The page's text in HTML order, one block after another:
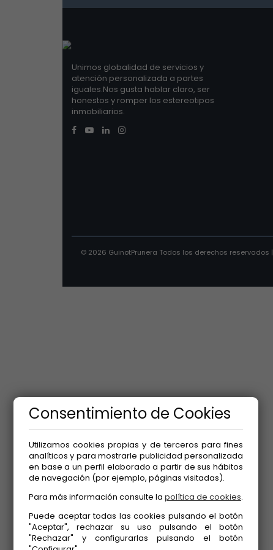
Unimos globalidad de servicios y
atención personalizada a partes
iguales.Nos gusta hablar claro, ser
honestos y romper los estereotipos
inmobiliarios.
© 2026 GuinotPrunera Todos los derechos reservados |
Consentimiento de Cookies
Utilizamos cookies propias y de terceros para fines
analíticos y para mostrarle publicidad personalizada
en base a un perfil elaborado a partir de sus hábitos
de navegación (por ejemplo, páginas visitadas).
Para más información consulte la política de cookies.
Puede aceptar todas las cookies pulsando el botón
"Aceptar", rechazar su uso pulsando el botón
"Rechazar" y configurarlas pulsando el botón